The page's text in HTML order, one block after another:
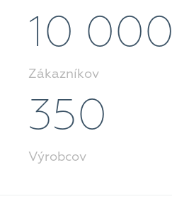
10 000
Zákazníkov
350
Výrobcov